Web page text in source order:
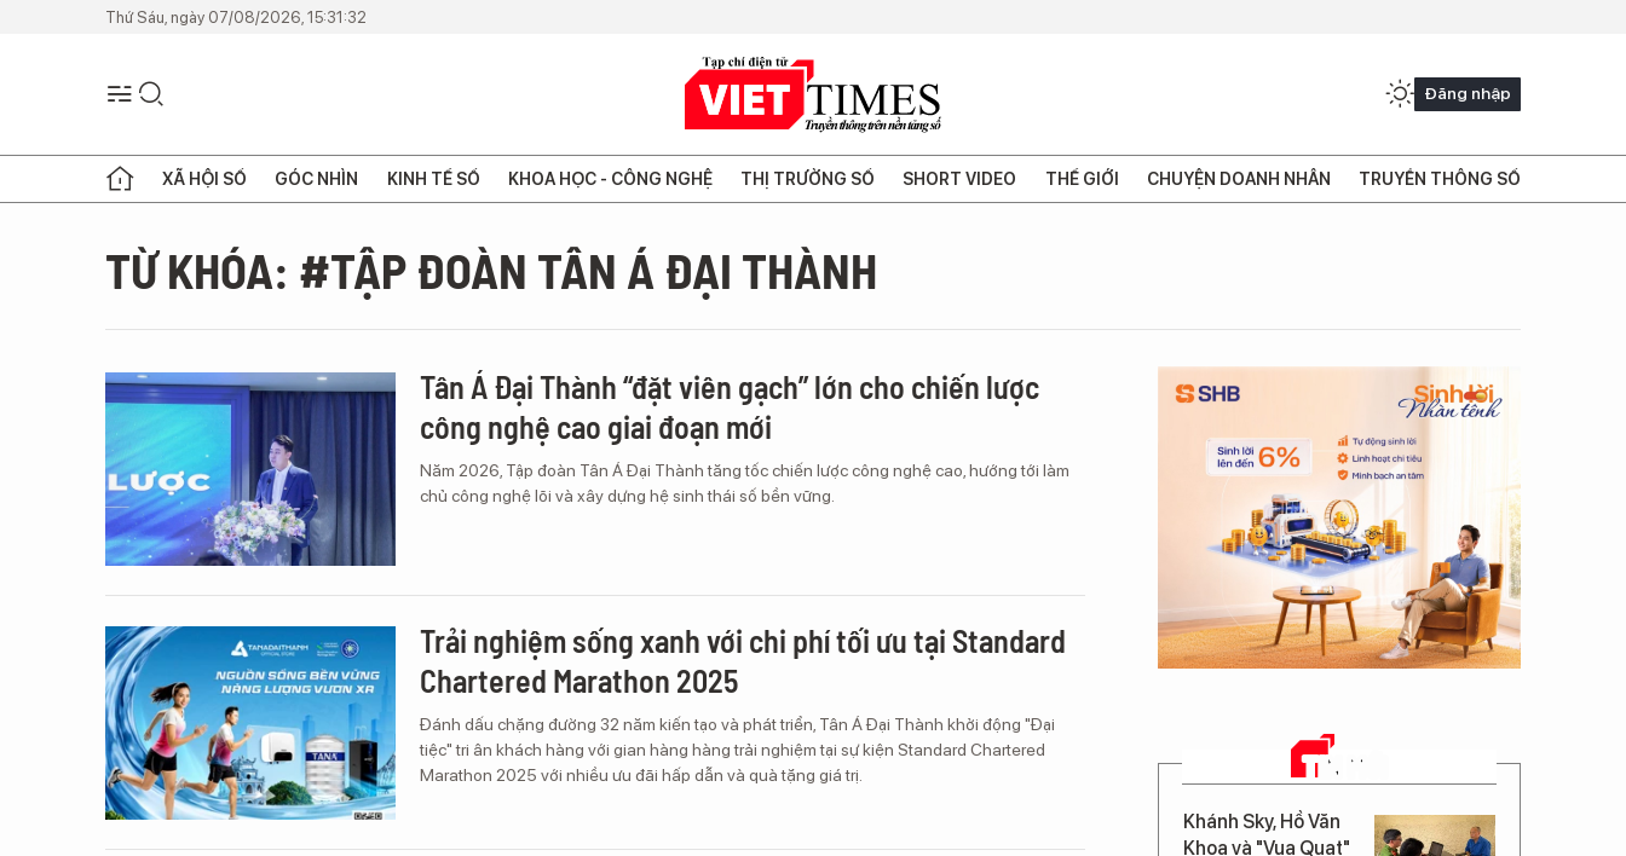
Thứ Sáu, ngày 07/08/2026, 15:31:32
Đăng nhập
XÃ HỘI SỐ GÓC NHÌN KINH TẾ SỐ KHOA HỌC - CÔNG NGHỆ THỊ TRƯỜNG SỐ SHORT VIDEO THẾ GIỚI CHUYỆN DOANH NHÂN TRUYỀN THÔNG SỐ
TỪ KHÓA: #TẬP ĐOÀN TÂN Á ĐẠI THÀNH
Tân Á Đại Thành “đặt viên gạch” lớn cho chiến lược
công nghệ cao giai đoạn mới
Năm 2026, Tập đoàn Tân Á Đại Thành tăng tốc chiến lược công nghệ cao, hướng tới làm
chủ công nghệ lõi và xây dựng hệ sinh thái số bền vững.
Trải nghiệm sống xanh với chi phí tối ưu tại Standard
Chartered Marathon 2025
Đánh dấu chặng đường 32 năm kiến tạo và phát triển, Tân Á Đại Thành khởi động "Đại
tiệc" tri ân khách hàng với gian hàng hàng trải nghiệm tại sự kiện Standard Chartered
Marathon 2025 với nhiều ưu đãi hấp dẫn và quà tặng giá trị.
TIN MỚI
Khánh Sky, Hồ Văn
Khoa và "Vua Quạt"